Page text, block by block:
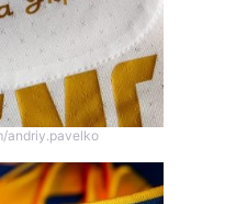
andriy.pavelko